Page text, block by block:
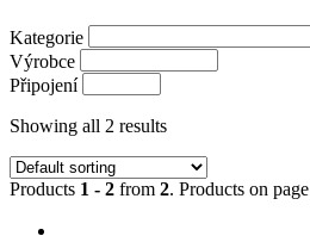
Kategorie
Výrobce
Připojení
Showing all 2 results
Products 1 - 2 from 2. Products on page